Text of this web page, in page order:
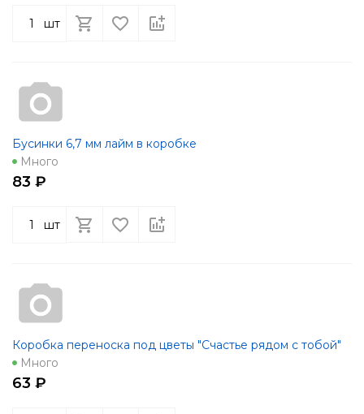
шт
Бусинки 6,7 мм лайм в коробке
Много
83 ₽
шт
Коробка переноска под цветы "Счастье рядом с тобой"
Много
63 ₽